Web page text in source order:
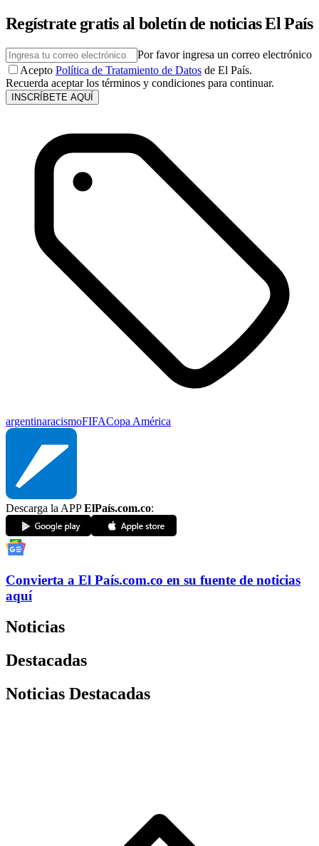
Regístrate gratis al boletín de noticias El País
Por favor ingresa un correo electrónico
Acepto Política de Tratamiento de Datos de El País.
Recuerda aceptar los términos y condiciones para continuar.
INSCRÍBETE AQUÍ
argentinaracismoFIFACopa América
Descarga la APPElPaís.com.co:
Convierta a El País.com.co en su fuente de noticias
aquí
Noticias
Destacadas
Noticias Destacadas